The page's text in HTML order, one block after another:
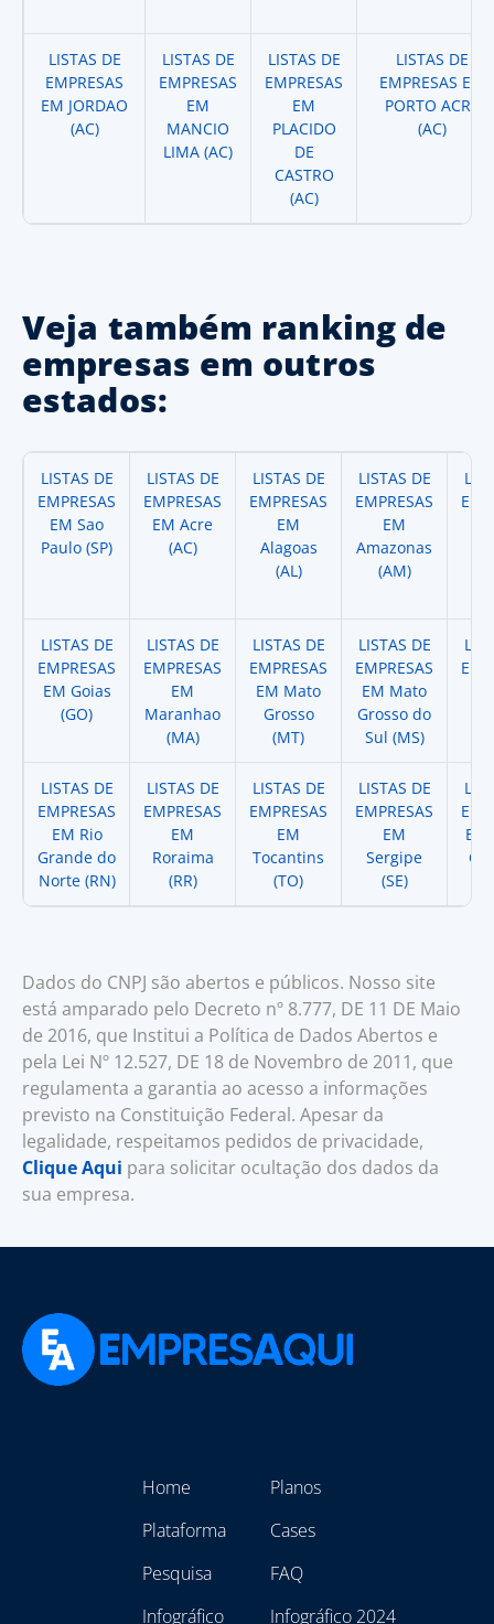
LISTAS DE
EMPRESAS
EM JORDAO
(AC)
LISTAS DE
EMPRESAS
EM
MANCIO
LIMA (AC)
LISTAS DE
EMPRESAS
EM
PLACIDO
DE
CASTRO
(AC)
LISTAS DE
EMPRESAS EM
PORTO ACRE
(AC)
Veja também ranking de
empresas em outros
estados:
LISTAS DE
EMPRESAS
EM Sao
Paulo (SP)
LISTAS DE
EMPRESAS
EM Acre
(AC)
LISTAS DE
EMPRESAS
EM
Alagoas
(AL)
LISTAS DE
EMPRESAS
EM
Amazonas
(AM)
LISTAS DE
EMPRESAS
EM Goias
(GO)
LISTAS DE
EMPRESAS
EM
Maranhao
(MA)
LISTAS DE
EMPRESAS
EM Mato
Grosso
(MT)
LISTAS DE
EMPRESAS
EM Mato
Grosso do
Sul (MS)
LISTAS DE
EMPRESAS
EM Rio
Grande do
Norte (RN)
LISTAS DE
EMPRESAS
EM
Roraima
(RR)
LISTAS DE
EMPRESAS
EM
Tocantins
(TO)
LISTAS DE
EMPRESAS
EM
Sergipe
(SE)
EM
Dados do CNPJ são abertos e públicos. Nosso site
está amparado pelo Decreto nº 8.777, DE 11 DE Maio
de 2016, que Institui a Política de Dados Abertos e
pela Lei Nº 12.527, DE 18 de Novembro de 2011, que
regulamenta a garantia ao acesso a informações
previsto na Constituição Federal. Apesar da
legalidade, respeitamos pedidos de privacidade,
Clique Aqui para solicitar ocultação dos dados da
sua empresa.
Home
Plataforma
Pesquisa
Infográfico
Planos
Cases
FAQ
Infográfico 2024